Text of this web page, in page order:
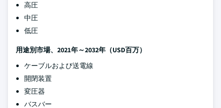
高圧
中圧
低圧
用途別市場、2021年～2032年（USD百万）
ケーブルおよび送電線
開閉装置
変圧器
バスバー